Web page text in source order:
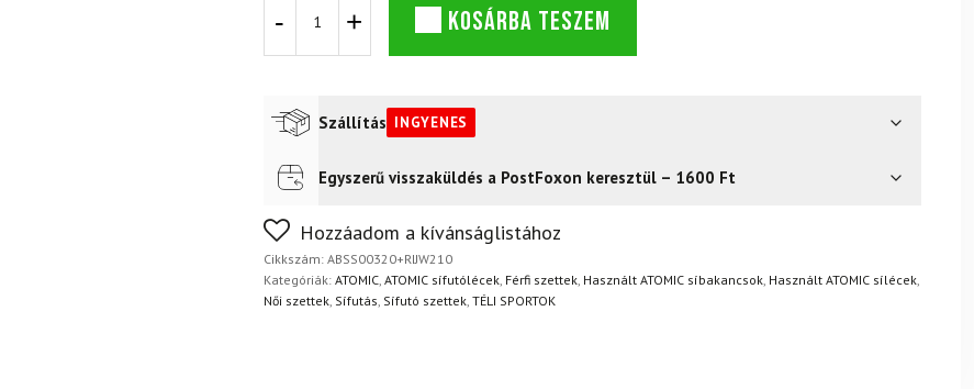
terepkészlet
NNN
kötéssel
Cipő
ROSSIGNOL
X-
6
SC
+
Botok
KOSÁRBA TESZEM
Szállítás INGYENES
Futár a címreIngyenes
Egyszerű visszaküldés a PostFoxon keresztül – 1600 Ft
Nem biztos a választásában? Semmi gond – a terméket egyszerűen visszaküldheti 14
napon belül, indoklás nélkül.
Hozzáadom a kívánságlistához
Cikkszám: ABSS00320+RIJW210
Kategóriák: ATOMIC, ATOMIC sífutólécek, Férfi szettek, Használt ATOMIC síbakancsok, Használt ATOMIC sílécek,
Női szettek, Sífutás Sífutó szettek, TÉLI SPORTOK